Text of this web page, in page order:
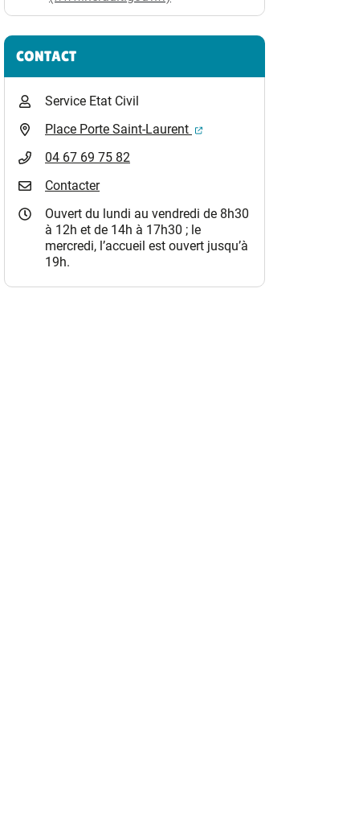
CONTACT
Service Etat Civil
Place Porte Saint-Laurent
(ouverture dans un nouvel
04 67 69 75 82
Contacter
Ouvert du lundi au vendredi de 8h30
à 12h et de 14h à 17h30 ; le
mercredi, l’accueil est ouvert jusqu’à
19h.